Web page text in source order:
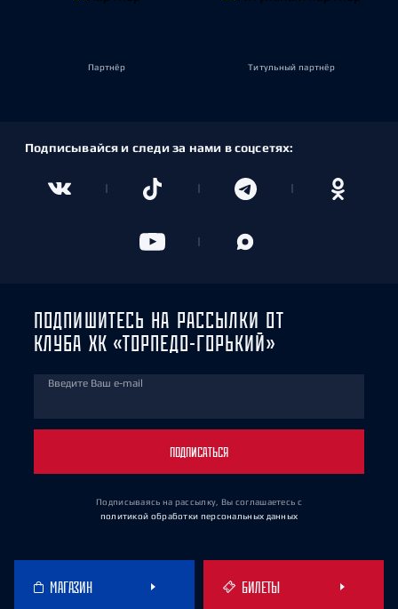
Партнёр Титульный партнёр
Подписывайся и следи за нами в соцсетях:
ПОДПИШИТЕСЬ НА РАССЫЛКИ ОТ
КЛУБА ХК «ТОРПЕДО-ГОРЬКИЙ»
Введите Ваш e-mail
ПОДПИСАТЬСЯ
Подписываясь на рассылку, Вы соглашаетесь с
политикой обработки персональных данных
МАГАЗИН БИЛЕТЫ